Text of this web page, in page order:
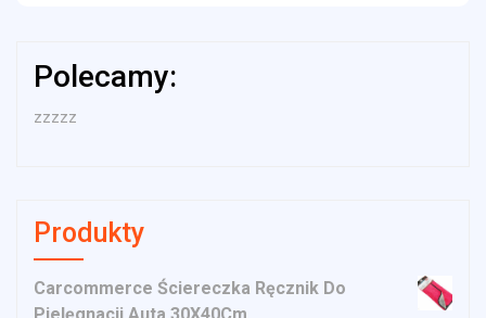
Polecamy:
zzzzz
Produkty
Carcommerce Ściereczka Ręcznik Do